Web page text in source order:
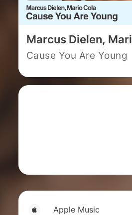
Marcus Dielen,
Cause You Are Young
Apple Music